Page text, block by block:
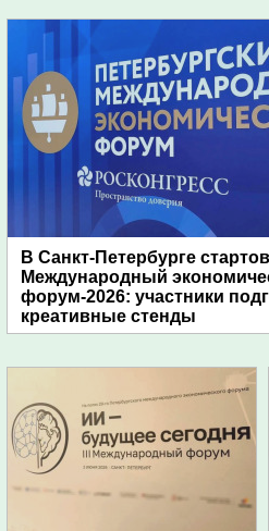
В Санкт-Петербурге
Международный
форум-2026: участники
креативные стенды